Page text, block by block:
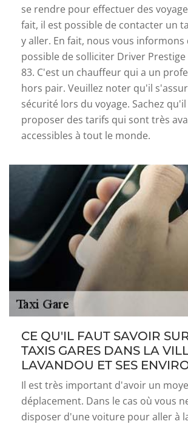
se rendre pour effectuer des
fait, il est possible de contacter un
y aller. En fait, nous vous
possible de solliciter Driver
83. C'est un chauffeur qui a un
hors pair. Veuillez noter qu'il
sécurité lors du voyage. Sachez
proposer des tarifs qui sont très
accessibles à tout le monde.
CE QU'IL FAUT SAVOIR
TAXIS GARES DANS LA
LAVANDOU ET SES
Il est très important d'avoir un
déplacement. Dans le cas où vous
disposer d'une voiture pour aller à